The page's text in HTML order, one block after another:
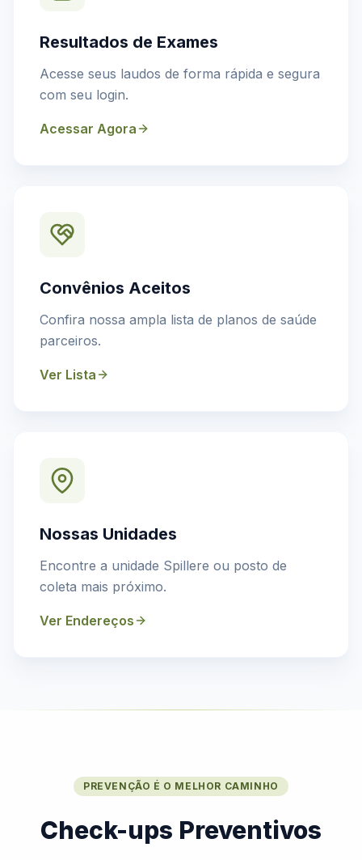
Resultados de Exames
Acesse seus laudos de forma rápida e segura
com seu login.
Acessar Agora
Convênios Aceitos
Confira nossa ampla lista de planos de saúde
parceiros.
Ver Lista
Nossas Unidades
Encontre a unidade Spillere ou posto de
coleta mais próximo.
Ver Endereços
PREVENÇÃO É O MELHOR CAMINHO
Check-ups Preventivos